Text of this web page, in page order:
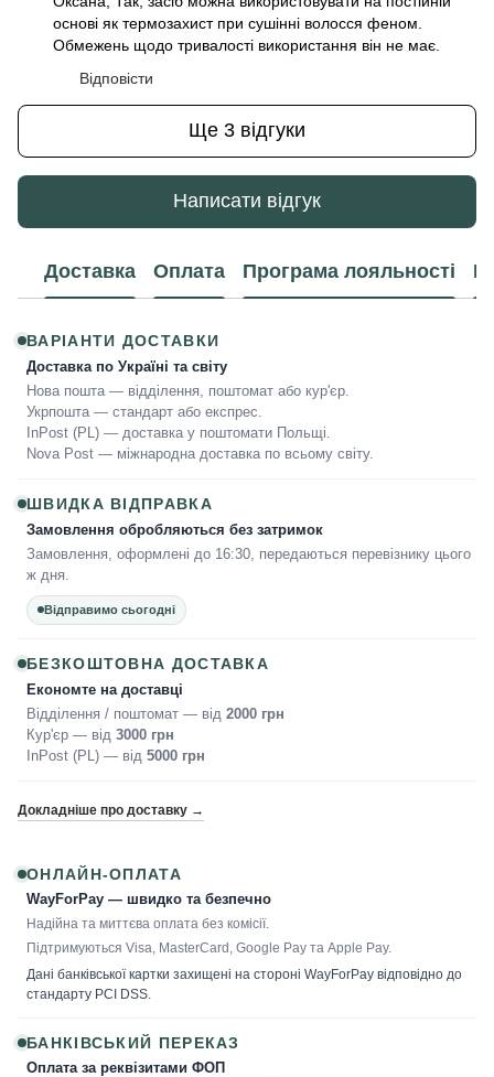
основі як термозахист при сушінні волосся феном.
Обмежень щодо тривалості використання він не має.
Відповісти
Ще 3 відгуки
Написати відгук
Доставка Оплата Програма лояльності
ВАРІАНТИ ДОСТАВКИ
Доставка по Україні та світу
Нова пошта — відділення, поштомат або кур'єр.
Укрпошта — стандарт або експрес.
InPost (PL) — доставка у поштомати Польщі.
Nova Post — міжнародна доставка по всьому світу.
ШВИДКА ВІДПРАВКА
Замовлення обробляються без затримок
Замовлення, оформлені до 16:30, передаються перевізнику цього
ж дня.
Відправимо сьогодні
БЕЗКОШТОВНА ДОСТАВКА
Економте на доставці
Відділення / поштомат — від 2000 грн
Кур'єр — від 3000 грн
InPost (PL) — від 5000 грн
Докладніше про доставку →
ОНЛАЙН-ОПЛАТА
WayForPay — швидко та безпечно
Надійна та миттєва оплата без комісії.
Підтримуються Visa, MasterCard, Google Pay та Apple Pay.
Дані банківської картки захищені на стороні WayForPay відповідно до
стандарту PCI DSS.
БАНКІВСЬКИЙ ПЕРЕКАЗ
Оплата за реквізитами ФОП